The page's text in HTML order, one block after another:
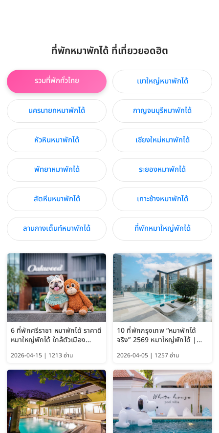
ที่พักหมาพักได้ ที่เที่ยวยอดฮิต
รวมที่พักทั่วไทย เขาใหญ่หมาพักได้
นครนายกหมาพักได้ กาญจนบุรีหมาพักได้
หัวหินหมาพักได้ เชียงใหม่หมาพักได้
พัทยาหมาพักได้ ระยองหมาพักได้
สัตหีบหมาพักได้ เกาะช้างหมาพักได้
ลานกางเต็นท์หมาพักได้ ที่พักหมาใหญ่พักได้
6 ที่พักศรีราชา หมาพักได้ ราคาดี
หมาใหญ่พักได้ ใกล้ตัวเมือง
2026-04-15 | 1213 อ่าน
10 ที่พักกรุงเทพ “หมาพักได้
จริง” 2569 หมาใหญ่พักได้ |
Bangkok อัปเดตล่าสุด
2026-04-05 | 1257 อ่าน